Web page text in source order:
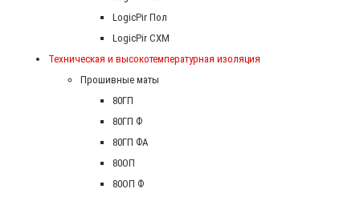
LogicPir Пол
LogicPir СХМ
Техническая и высокотемпературная изоляция
Прошивные маты
80ГП
80ГП Ф
80ГП ФА
80ОП
80ОП Ф